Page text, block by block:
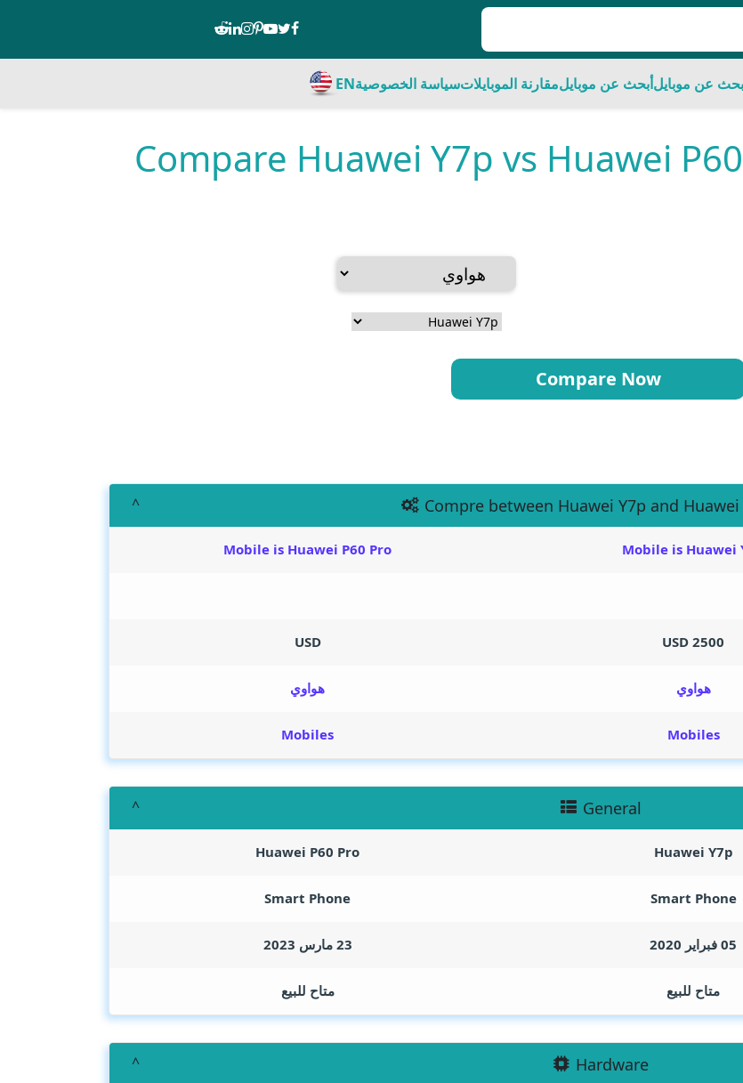
عن موبايلأبحث عن موبايلمقارنة الموبايلاتسياسة الخصوصيةEN
Compare Huawei Y7p vs Huawei
Compare Now
Compre between Huawei Y7p and Huawei
Mobile is Huawei
Mobile is Huawei P60 Pro
2500 USD
USD
هواوي هواوي
Mobiles
Mobiles
General
Huawei Y7p
Huawei P60 Pro
Smart Phone
Smart Phone
05 فبراير 2020 23 مارس 2023
متاح للبيع متاح للبيع
Hardware